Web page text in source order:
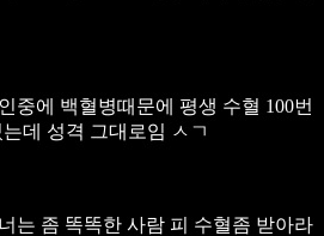
중에 백혈병때문에 평생 수혈 100번
데 성격 그대로임 ㅅㄱ
는 좀 똑똑한 사람 피 수혈좀 받아라